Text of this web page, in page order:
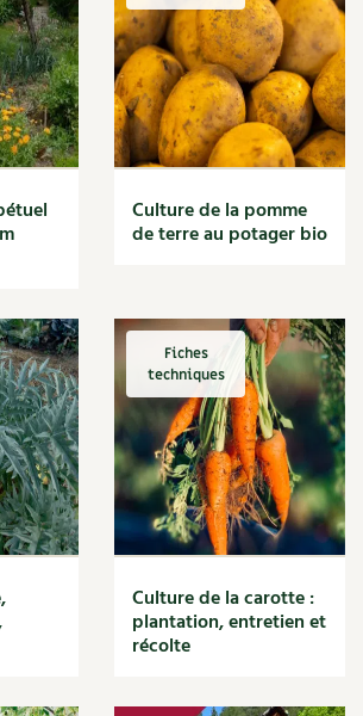
Culture de la pomme
de terre au potager bio
Fiches
techniques
Culture de la carotte :
plantation, entretien et
récolte